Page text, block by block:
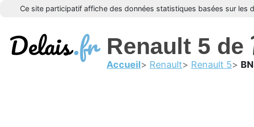
Ce site participatif affiche des données statistiques basées sur les
Renault 5 de
Accueil Renault Renault 5